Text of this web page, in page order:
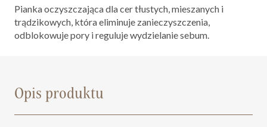
Pianka oczyszczająca dla cer tłustych, mieszanych i
trądzikowych, która eliminuje zanieczyszczenia,
odblokowuje pory i reguluje wydzielanie sebum.
Opis produktu